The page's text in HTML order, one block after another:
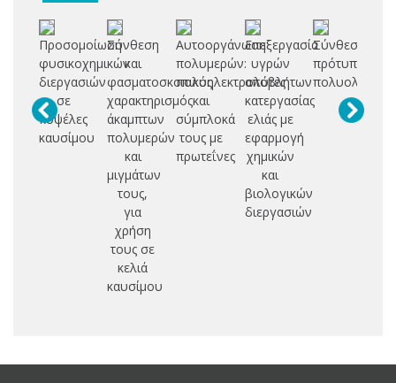
Προσομοίωση
φυσικοχημικών
διεργασιών
σε
κυψέλες
καυσίμου
Σύνθεση
και
φασματοσκοπικός
χαρακτηρισμός
άκαμπτων
πολυμερών
και
μιγμάτων
τους,
για
χρήση
τους σε
κελιά
καυσίμου
Αυτοοργάνωση
πολυμερών:
πολυηλεκτρολύτες
και
σύμπλοκά
τους με
πρωτεΐνες
Επεξεργασία
υγρών
αποβλήτων
κατεργασίας
ελιάς με
εφαρμογή
χημικών
και
βιολογικών
διεργασιών
Σύνθεση
πρότυπων